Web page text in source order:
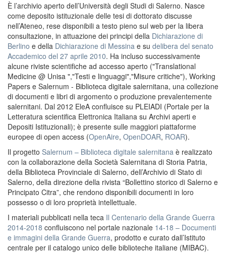
È l’archivio aperto dell’Università degli Studi di Salerno. Nasce
come deposito istituzionale delle tesi di dottorato discusse
nell’Ateneo, rese disponibili a testo pieno sul web per la libera
consultazione, in attuazione dei principi della Dichiarazione di
Berlino e della Dichiarazione di Messina e su delibera del senato
Accademico del 27 aprile 2010. Ha incluso successivamente
alcune riviste scientifiche ad accesso aperto ("Translational
Medicine @ Unisa ","Testi e linguaggi","Misure critiche"), Working
Papers e Salernum - Biblioteca digitale salernitana, una collezione
di documenti e libri di argomento o produzione prevalentemente
salernitani. Dal 2012 EleA confluisce su PLEIADI (Portale per la
Letteratura scientifica Elettronica Italiana su Archivi aperti e
Depositi Istituzionali); è presente sulle maggiori piattaforme
europee di open access (OpenAire, OpenDOAR, ROAR).
Il progetto Salernum – Biblioteca digitale salernitana è realizzato
con la collaborazione della Società Salernitana di Storia Patria,
della Biblioteca Provinciale di Salerno, dell’Archivio di Stato di
Salerno, della direzione della rivista “Bollettino storico di Salerno e
Principato Citra”, che rendono disponibili documenti in loro
possesso o di loro proprietà intellettuale.
I materiali pubblicati nella teca Il Centenario della Grande Guerra
2014-2018 confluiscono nel portale nazionale 14-18 – Documenti
e immagini della Grande Guerra, prodotto e curato dall’Istituto
centrale per il catalogo unico delle biblioteche italiane (MIBAC).